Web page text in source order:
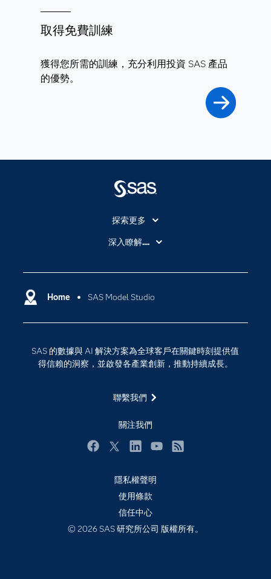
取得免費訓練
獲得您所需的訓練，充分利用投資 SAS 產品
的優勢。
Home SAS Model Studio
SAS 的數據與 AI 解決方案為全球客戶在關鍵時刻提供值
得信賴的洞察，並啟發各產業創新，推動持續成長。
聯繫我們
關注我們
探索更多
About SAS
SAS Viya
Why SAS？
探索工作機會
最新消息
活動
產品
產業
社群
解決方案
深入瞭解....
數位轉型
雲端計算
隱私權聲明
使用條款
信任中心
© 2026 SAS 研究所公司 版權所有。